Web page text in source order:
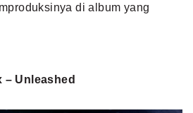
di album yang
– Unleashed